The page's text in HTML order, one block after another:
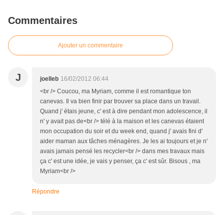
Commentaires
Ajouter un commentaire
J joelleb 16/02/2012 06:44
<br /> Coucou, ma Myriam, comme il est romantique ton
canevas. Il va bien finir par trouver sa place dans un travail.
Quand j' étais jeune, c' est à dire pendant mon adolescence, il
n' y avait pas de<br /> télé à la maison et les canevas étaient
mon occupation du soir et du week end, quand j' avais fini d'
aider maman aux tâches ménagères. Je les ai toujours et je n'
avais jamais pensé les recycler<br /> dans mes travaux mais
ça c' est une idée, je vais y penser, ça c' est sûr. Bisous , ma
Myriam<br />
Répondre